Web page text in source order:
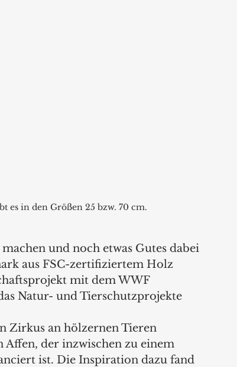
es in den Größen 25 bzw. 70 cm.
und noch etwas Gutes dabei
aus FSC-zertifiziertem Holz
mit dem WWF
Natur- und Tierschutzprojekte
Zirkus an hölzernen Tieren
der inzwischen zu einem
ist. Die Inspiration dazu fand